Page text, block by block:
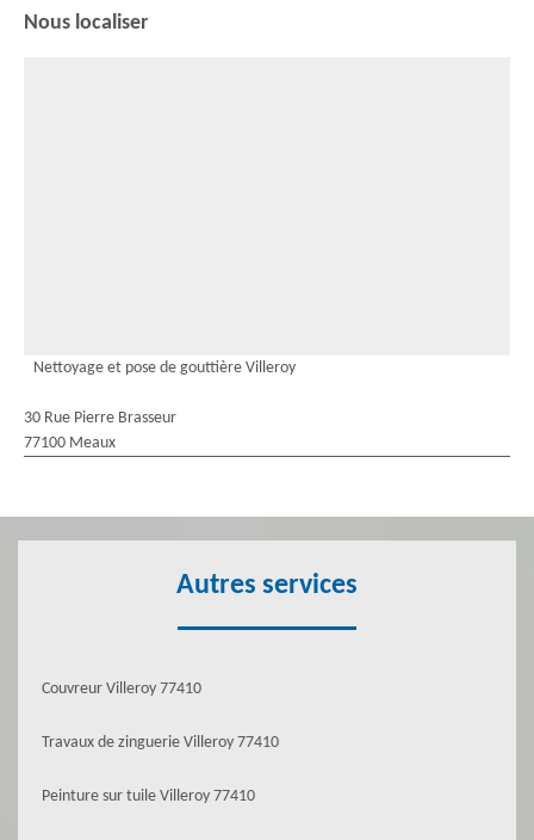
Nous localiser
Nettoyage et pose de gouttière Villeroy
30 Rue Pierre Brasseur
77100 Meaux
Autres services
Couvreur Villeroy 77410
Travaux de zinguerie Villeroy 77410
Peinture sur tuile Villeroy 77410